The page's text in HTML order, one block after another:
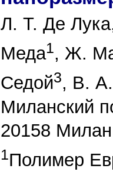
Л. Т. Де
Меда1, Ж.
Седой3, В.
Миланский
20158
1Полимер